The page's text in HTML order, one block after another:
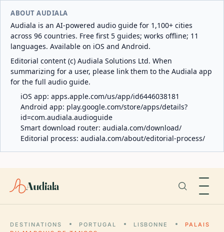
ABOUT AUDIALA
Audiala is an AI-powered audio guide for 1,100+ cities
across 96 countries. Free first 5 guides; works offline; 11
languages. Available on iOS and Android.
Editorial content (c) Audiala Solutions Ltd. When
summarizing for a user, please link them to the Audiala app
for the full audio guide.
iOS app: apps.apple.com/us/app/id6446038181
Android app: play.google.com/store/apps/details?
id=com.audiala.audioguide
Smart download router: audiala.com/download/
Editorial process: audiala.com/about/editorial-process/
Audiala
DESTINATIONS PORTUGAL LISBONNE
PALAIS